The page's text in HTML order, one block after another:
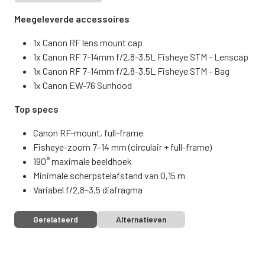
Meegeleverde accessoires
1x Canon RF lens mount cap
1x Canon RF 7-14mm f/2.8-3.5L Fisheye STM - Lenscap
1x Canon RF 7-14mm f/2.8-3.5L Fisheye STM - Bag
1x Canon EW-76 Sunhood
Top specs
Canon RF-mount, full-frame
Fisheye-zoom 7–14 mm (circulair + full-frame)
190° maximale beeldhoek
Minimale scherpstelafstand van 0,15 m
Variabel f/2,8–3,5 diafragma
Gerelateerd Alternatieven